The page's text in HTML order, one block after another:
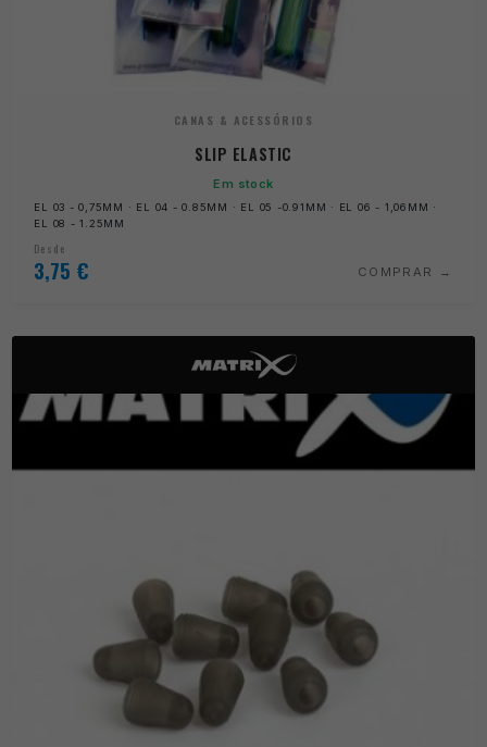
CANAS & ACESSÓRIOS
SLIP ELASTIC
Em stock
EL 03 - 0,75MM · EL 04 - 0.85MM · EL 05 -0.91MM · EL 06 - 1,06MM ·
EL 08 - 1.25MM
Desde
3,75 € COMPRAR